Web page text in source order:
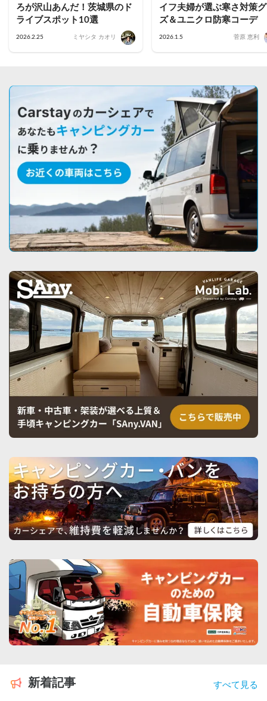
ろが沢山あんだ！茨城県のド
ライブスポット10選
2026.2.25 ミヤシタ カオリ
イフ夫婦が選ぶ寒さ対策
ズ＆ユニクロ防寒コーデ
2026.1.5 菅原 恵利
新着記事 すべて見る